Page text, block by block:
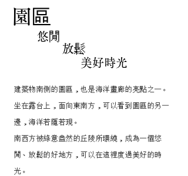
園區
悠閒​
放鬆
美好時光
建築物南側的園區，也是海洋畫廊的亮點之一。
坐在露台上，面向東南方，可以看到園區的另一
邊，海洋若隱若現。
南西方被綠意盎然的丘陵所環繞，成為一個悠
閒、放鬆的好地方，可以在這裡度過美好的時
光。